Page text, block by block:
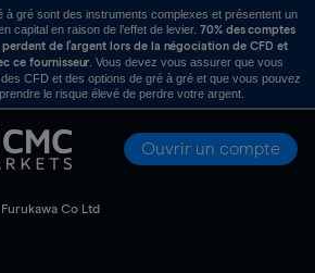
à gré sont des instruments complexes et présentent un
capital en raison de l’effet de levier. 70% des comptes
perdent de l’argent lors de la négociation de CFD et
ce fournisseur . Vous devez vous assurer que vous
CFD et des options de gré à gré et que vous pouvez
le risque élevé de perdre votre argent.
Ouvrir un compte
Furukawa Co Ltd